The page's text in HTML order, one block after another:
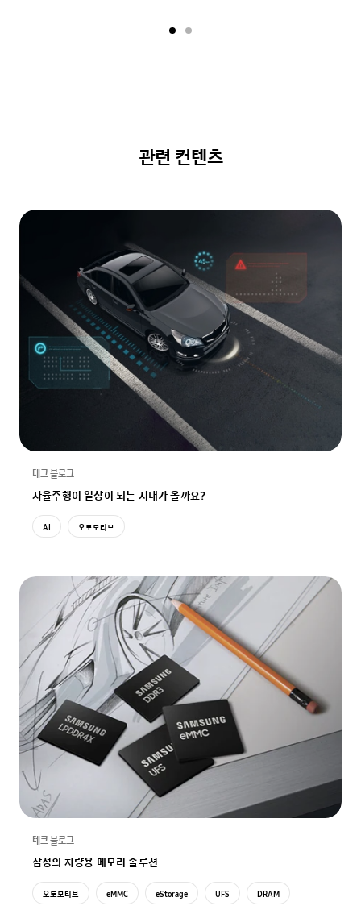
관련 컨텐츠
테크 블로그
자율주행이 일상이 되는 시대가 올까요?
AI 오토모티브
테크 블로그
삼성의 차량용 메모리 솔루션
오토모티브 eMMC eStorage UFS DRAM